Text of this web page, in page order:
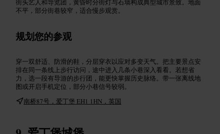
街头艺人和导览团，黄昏时分街灯与石墙构成典型城市景致。地面
不平，部分街巷较窄，适合慢步观赏。
规划您的参观
穿一双舒适、防滑的鞋，分层穿衣以应对多变天气。把主要景点安
排在同一条线上步行访问，途中进入几条小巷深入看看。若想省
力，选一段有导游的步行团，能更快掌握历史脉络。带一张离线地
图或开启手机定位，部分小巷信号较弱。
南桥87号，爱丁堡 EH1 1HN，英国